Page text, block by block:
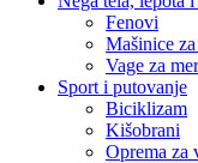
Fenovi
Mašinice
Vage za
Sport i putovanje
Biciklizam
Kišobrani
Oprema za